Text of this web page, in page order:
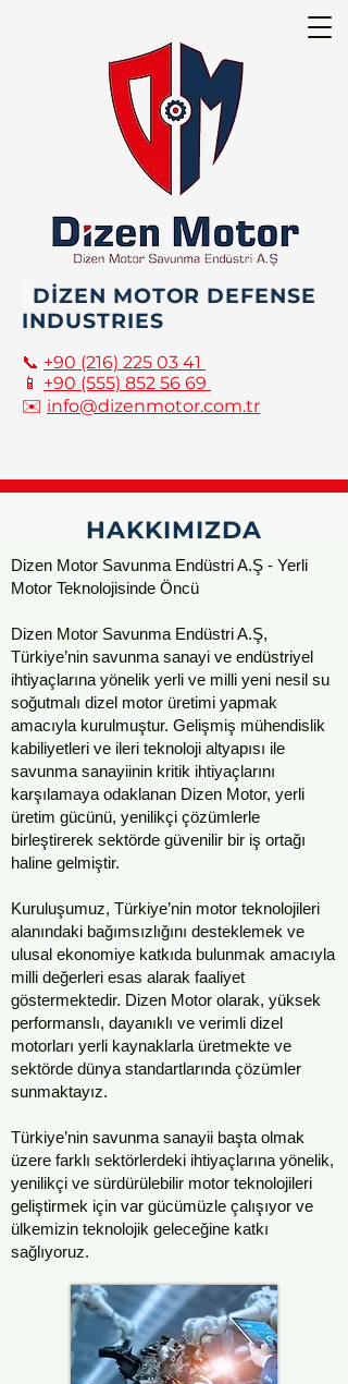
DİZEN MOTOR DEFENSE
INDUSTRIES
📞 +90 (216) 225 03 41
📱 +90 (555) 852 56 69
✉️ info@dizenmotor.com.tr
HAKKIMIZDA
Dizen Motor Savunma Endüstri A.Ş - Yerli
Motor Teknolojisinde Öncü
Dizen Motor Savunma Endüstri A.Ş,
Türkiye’nin savunma sanayi ve endüstriyel
ihtiyaçlarına yönelik yerli ve milli yeni nesil su
soğutmalı dizel motor üretimi yapmak
amacıyla kurulmuştur. Gelişmiş mühendislik
kabiliyetleri ve ileri teknoloji altyapısı ile
savunma sanayiinin kritik ihtiyaçlarını
karşılamaya odaklanan Dizen Motor, yerli
üretim gücünü, yenilikçi çözümlerle
birleştirerek sektörde güvenilir bir iş ortağı
haline gelmiştir.
Kuruluşumuz, Türkiye’nin motor teknolojileri
alanındaki bağımsızlığını desteklemek ve
ulusal ekonomiye katkıda bulunmak amacıyla
milli değerleri esas alarak faaliyet
göstermektedir. Dizen Motor olarak, yüksek
performanslı, dayanıklı ve verimli dizel
motorları yerli kaynaklarla üretmekte ve
sektörde dünya standartlarında çözümler
sunmaktayız.
Türkiye’nin savunma sanayii başta olmak
üzere farklı sektörlerdeki ihtiyaçlarına yönelik,
yenilikçi ve sürdürülebilir motor teknolojileri
geliştirmek için var gücümüzle çalışıyor ve
ülkemizin teknolojik geleceğine katkı
sağlıyoruz.